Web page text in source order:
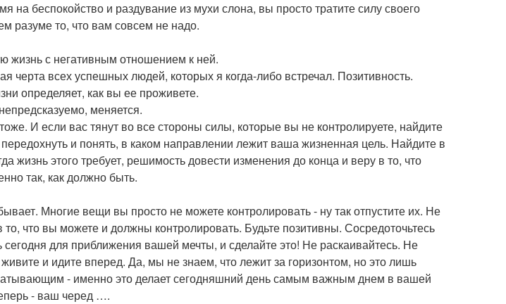
на беспокойство и раздувание из мухи слона, вы просто тратите силу своего
разуме то, что вам совсем не надо.
жизнь с негативным отношением к ней.
черта всех успешных людей, которых я когда-либо встречал. Позитивность.
определяет, как вы ее проживете.
меняется.
И если вас тянут во все стороны силы, которые вы не контролируете, найдите
и понять, в каком направлении лежит ваша жизненная цель. Найдите в
жизнь этого требует, решимость довести изменения до конца и веру в то, что
так, как должно быть.
Многие вещи вы просто не можете контролировать - ну так отпустите их. Не
что вы можете и должны контролировать. Будьте позитивны. Сосредоточьтесь
сегодня для приближения вашей мечты, и сделайте это! Не раскаивайтесь. Не
и идите вперед. Да, мы не знаем, что лежит за горизонтом, но это лишь
- именно это делает сегодняшний день самым важным днем в вашей
- ваш черед ….